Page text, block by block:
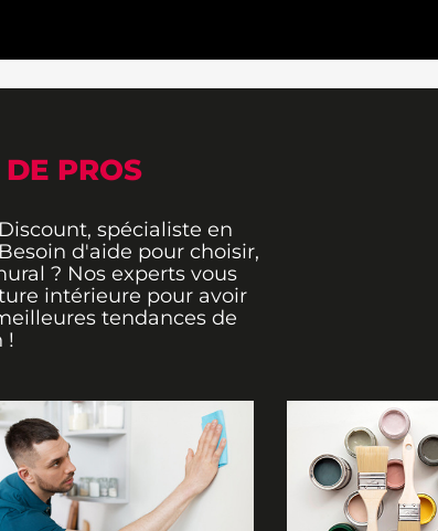
DE PROS
spécialiste en
d'aide pour choisir,
? Nos experts vous
intérieure pour avoir
tendances de
!